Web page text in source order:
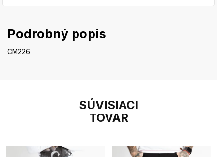
SÚVISIACI
TOVAR
Podrobný popis
CM226